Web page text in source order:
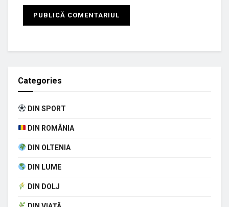
Categories
DIN SPORT
DIN ROMÂNIA
DIN OLTENIA
DIN LUME
DIN DOLJ